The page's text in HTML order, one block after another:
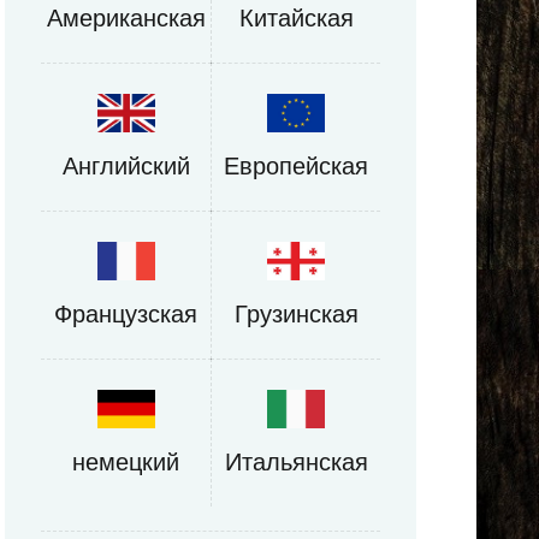
Американская Китайская
Английский Европейская
Французская Грузинская
немецкий Итальянская